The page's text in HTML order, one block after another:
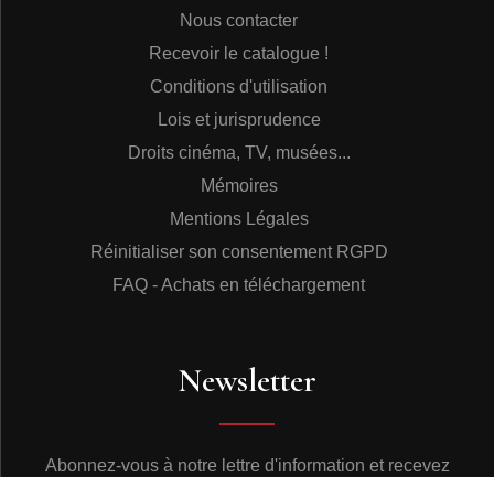
Nous contacter
Recevoir le catalogue !
Conditions d'utilisation
Lois et jurisprudence
Droits cinéma, TV, musées...
Mémoires
Mentions Légales
Réinitialiser son consentement RGPD
FAQ - Achats en téléchargement
Newsletter
Abonnez-vous à notre lettre d'information et recevez